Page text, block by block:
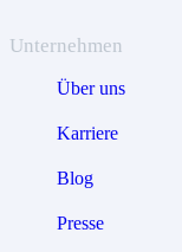
Unternehmen
Über uns
Karriere
Blog
Presse